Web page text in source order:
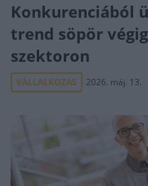
Konkurenciából
trend söpör
szektoron
VÁLLALKOZÁS 2026. máj. 13.